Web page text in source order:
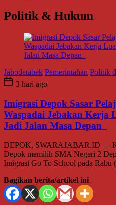
Politik & Hukum
Jabodetabek Pemerintahan Politik
3 hari ago
Imigrasi Depok Sasar
Waspadai Jebakan Kerja
Jadi Jalan Masa Depan
DEPOK, SWARAJABAR.ID —
Depok memilih SMA Negeri 2
Imigrasi Go To School pada
Bagikan berita/artikel ini